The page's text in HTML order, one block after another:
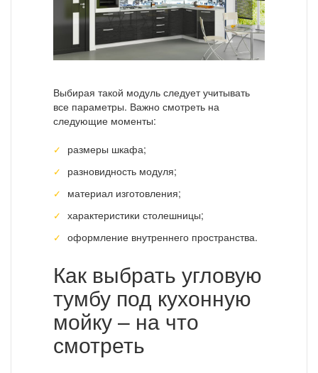
Выбирая такой модуль следует учитывать
все параметры. Важно смотреть на
следующие моменты:
размеры шкафа;
разновидность модуля;
материал изготовления;
характеристики столешницы;
оформление внутреннего пространства.
Как выбрать угловую
тумбу под кухонную
мойку – на что
смотреть